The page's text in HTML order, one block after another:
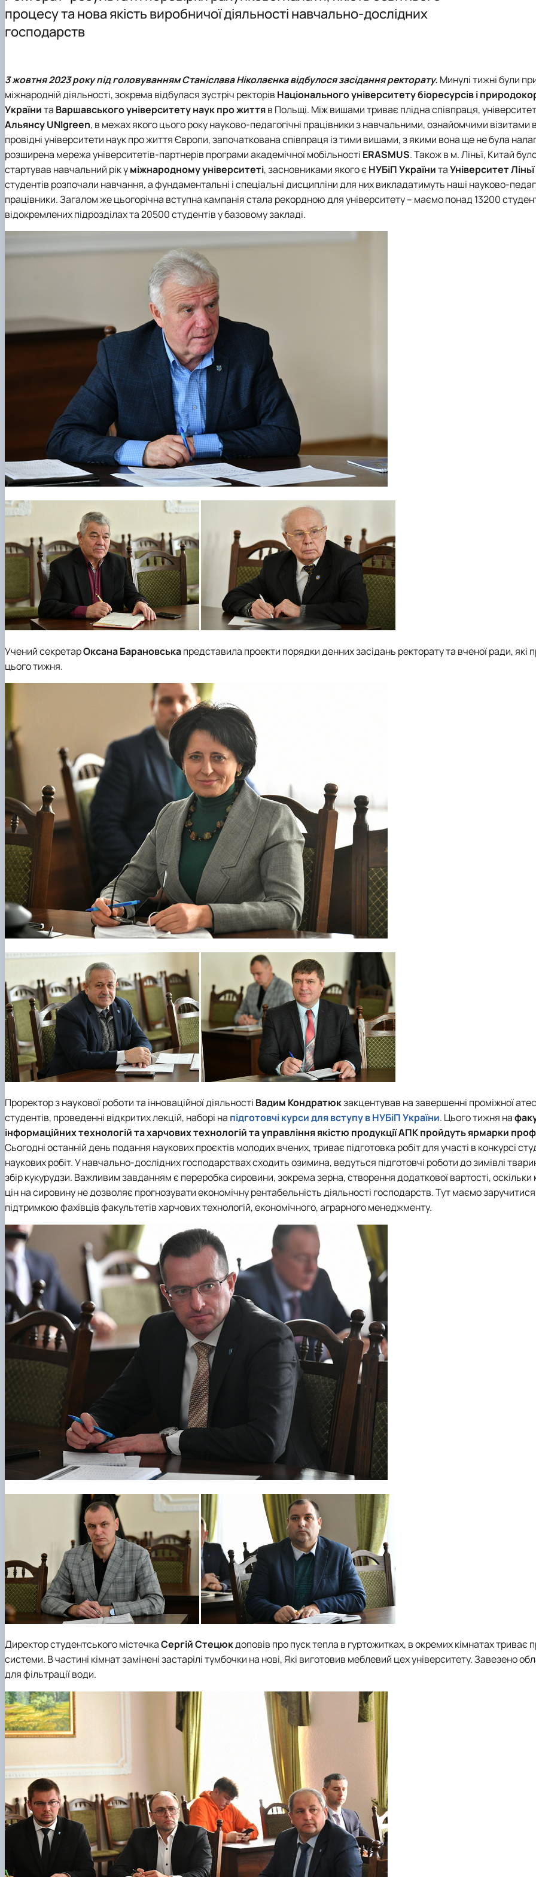
Основні напрями роботи
ННЛ біоеконометрики та дейтамайнінгу
PhD
Інформація для магістрів
Практична підготовка
Скринька довіри
Події
Плани роботи
Науковий гурток “Цифрова статистика”
Події
Відзнаки
Науково-практичні конференції, круглі столи, семінари
Наукові проекти
процесу та нова якість виробничої діяльності навчально-дослідних
господарств
3 жовтня 2023 року під головуваннямСтаніслава Ніколаєнкавідбулося засідання ректорату. Минулі тижні були
міжнародній діяльності, зокрема відбулася зустріч ректорів Національного університету біоресурсів і
Українита Варшавського університету наук про життяв Польщі. Між вишами триває плідна співпраця,
Альянсу UNIgreen, в межах якого цього року науково-педагогічні працівники з навчальними, ознайомчими візитами
провідні університети наук про життя Європи, започаткована співпраця із тими вишами, з якими вона ще не була
розширена мережа університетів-партнерів програми академічної мобільності ERASMUS. Також в м. Ліньї, Китай
стартував навчальний рік уміжнародному університеті, засновниками якого єНУБіП УкраїнитаУніверситет Ліньї
студентів розпочали навчання, а фундаментальні і спеціальні дисципліни для них викладатимуть наші науково-
працівники. Загалом же цьогорічна вступна кампанія стала рекордною для університету – маємо понад 13200
відокремлених підрозділах та 20500 студентів у базовому закладі.
Учений секретарОксана Барановськапредставила проекти порядки денних засідань ректорату та вченої ради, які
цього тижня.
Проректор з наукової роботи та інноваційної діяльності Вадим Кондратюкзакцентував на завершенні проміжної
студентів, проведенні відкритих лекцій, наборі на підготовчі курси для вступу в НУБіП України. Цього тижня на
інформаційних технологійтахарчових технологій та управління якістю продукції АПКпройдуть ярмарки
Сьогодні останній день подання наукових проєктів молодих вчених, триває підготовка робіт для участі в конкурсі
наукових робіт. У навчально-дослідних господарствах сходить озимина, ведуться підготовчі роботи до зимівлі
збір кукурудзи. Важливим завданням є переробка сировини, зокрема зерна, створення додаткової вартості, оскільки
цін на сировину не дозволяє прогнозувати економічну рентабельність діяльності господарств. Тут маємо заручитися
підтримкою фахівців факультетів харчових технологій, економічного, аграрного менеджменту.
Директор студентського містечкаСергій Стецюкдоповів про пуск тепла в гуртожитках, в окремих кімнатах триває
системи. В частині кімнат замінені застарілі тумбочки на нові, Які виготовив меблевий цех університету. Завезено
для фільтрації води.